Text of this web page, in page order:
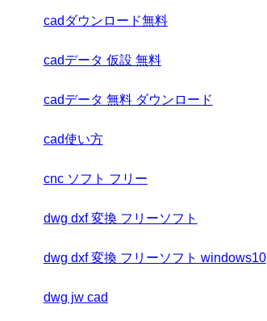
cadダウンロード無料
cadデータ 仮設 無料
cadデータ 無料 ダウンロード
cad使い方
cnc ソフト フリー
dwg dxf 変換 フリーソフト
dwg dxf 変換 フリーソフト windows10
dwg jw cad